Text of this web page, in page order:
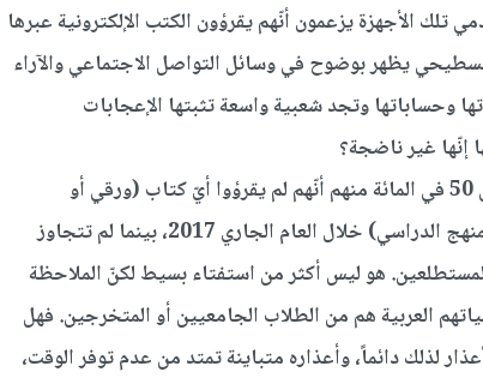
الأجهزة يزعمون أنّهم يقرؤون الكتب الإلكترونية عبرها
يظهر بوضوح في وسائل التواصل الاجتماعي والآراء
وحساباتها وتجد شعبية واسعة تثبتها الإعجابات
إنّها غير ناضجة؟
في استفتاء سريع شمل 127 صديقاً ومتابعاً، أعلن 50 في المائة منهم أنّهم لم يقرؤوا أيّ كتاب (ورقي أو
إلكتروني) أو قرأوا كتاباً واحداً فقط (من خارج المنهج الدراسي) خلال العام الجاري 2017، بينما لم تتجاوز
أكثر 18 في المائة من المستطلعين. هو ليس أكثر من استفتاء بسيط لكنّ الملاحظة
العربية هم من الطلاب الجامعيين أو المتخرجين. فهل
لذلك دائماً، وأعذاره متباينة تمتد من عدم توفر الوقت،